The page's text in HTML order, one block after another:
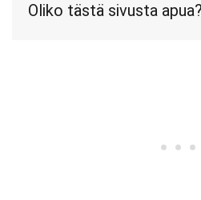
Oliko tästä sivusta apua?